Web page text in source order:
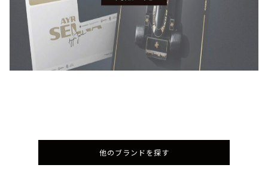
他のブランドを探す